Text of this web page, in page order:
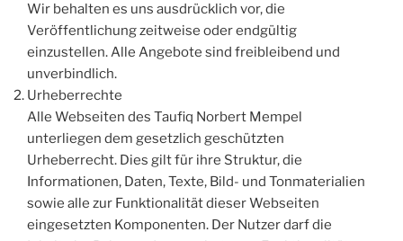
Wir behalten es uns ausdrücklich vor, die
Veröffentlichung zeitweise oder endgültig
einzustellen. Alle Angebote sind freibleibend und
unverbindlich.
Urheberrechte
Alle Webseiten des Taufiq Norbert Mempel
unterliegen dem gesetzlich geschützten
Urheberrecht. Dies gilt für ihre Struktur, die
Informationen, Daten, Texte, Bild- und Tonmaterialien
sowie alle zur Funktionalität dieser Webseiten
eingesetzten Komponenten. Der Nutzer darf die